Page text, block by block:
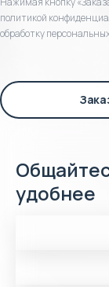
политикой
обработку
удобнее